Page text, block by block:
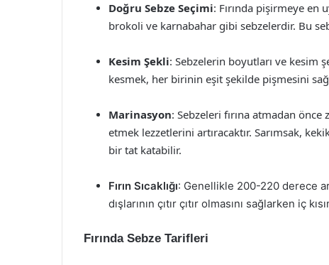
Doğru Sebze Seçimi: Fırında pişirmeye en
brokoli ve karnabahar gibi sebzelerdir. Bu
Kesim Şekli: Sebzelerin boyutları ve kesim
kesmek, her birinin eşit şekilde pişmesini
Marinasyon: Sebzeleri fırına atmadan
etmek lezzetlerini artıracaktır. Sarımsak,
bir tat katabilir.
Fırın Sıcaklığı: Genellikle 200-220 derece
dışlarının çıtır çıtır olmasını sağlarken iç
Fırında Sebze Tarifleri